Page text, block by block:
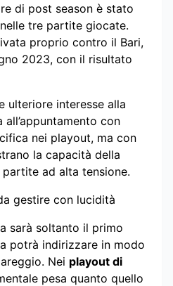
di post season è stato
tre partite giocate.
proprio contro il Bari,
2023, con il risultato
ulteriore interesse alla
con
nei playout, ma con
la capacità della
ad alta tensione.
gestire con lucidità
sarà soltanto il primo
potrà indirizzare in modo
Nei playout di
pesa quanto quello